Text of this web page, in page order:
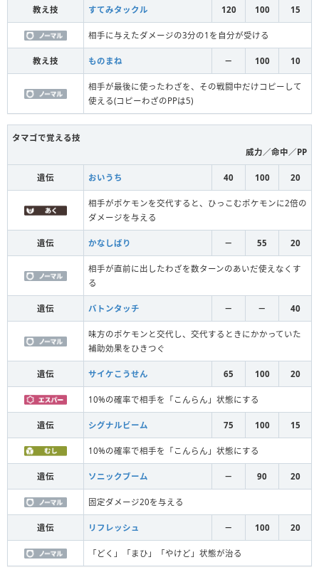
教え技 すてみタックル 120 100 15
相手に与えたダメージの3分の1を自分が受ける
教え技 ものまね － 100 10
相手が最後に使ったわざを、その戦闘中だけコピーして
使える(コピーわざのPPは5)
タマゴで覚える技
威力／命中／PP
遺伝 おいうち 40 100 20
相手がポケモンを交代すると、ひっこむポケモンに2倍の
ダメージを与える
遺伝 かなしばり － 55 20
相手が直前に出したわざを数ターンのあいだ使えなくす
る
遺伝 バトンタッチ － － 40
味方のポケモンと交代し、交代するときにかかっていた
補助効果をひきつぐ
遺伝 サイケこうせん 65 100 20
10%の確率で相手を「こんらん」状態にする
遺伝 シグナルビーム 75 100 15
10%の確率で相手を「こんらん」状態にする
遺伝 ソニックブーム － 90 20
固定ダメージ20を与える
遺伝 リフレッシュ － 100 20
「どく」「まひ」「やけど」状態が治る